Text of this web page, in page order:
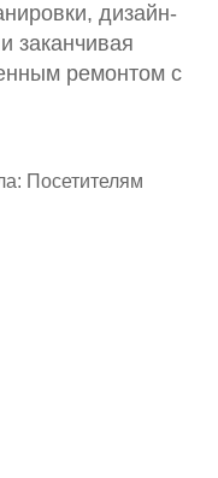
дизайн-
заканчивая
ремонтом с
Посетителям